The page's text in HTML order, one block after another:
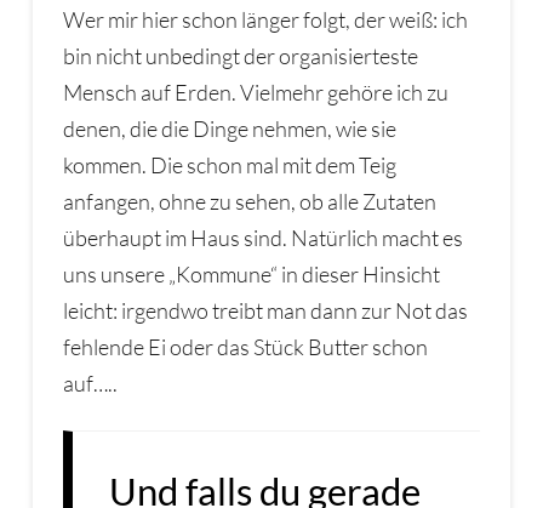
Wer mir hier schon länger folgt, der weiß: ich
bin nicht unbedingt der organisierteste
Mensch auf Erden. Vielmehr gehöre ich zu
denen, die die Dinge nehmen, wie sie
kommen. Die schon mal mit dem Teig
anfangen, ohne zu sehen, ob alle Zutaten
überhaupt im Haus sind. Natürlich macht es
uns unsere „Kommune“ in dieser Hinsicht
leicht: irgendwo treibt man dann zur Not das
fehlende Ei oder das Stück Butter schon
auf…..
Und falls du gerade